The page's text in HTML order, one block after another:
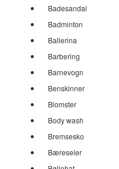
Badesandal
Badminton
Ballerina
Barbering
Barnevogn
Benskinner
Blomster
Body wash
Bremsesko
Bæreseler